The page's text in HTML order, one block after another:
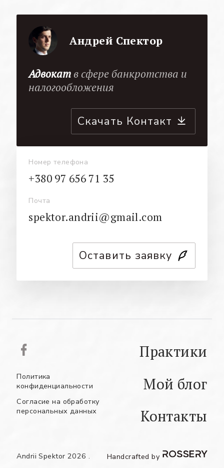
Андрей Спектор
Адвокат в сфере банкротства и
налогообложения
Скачать Контакт
Номер телефона
+380 97 656 71 35
Почта
spektor.andrii@gmail.com
Оставить заявку
Практики
Мой блог
Контакты
Andrii Spektor 2026 .
Политика
конфиденциальности
Согласие на обработку
персональных данных
Handcrafted by